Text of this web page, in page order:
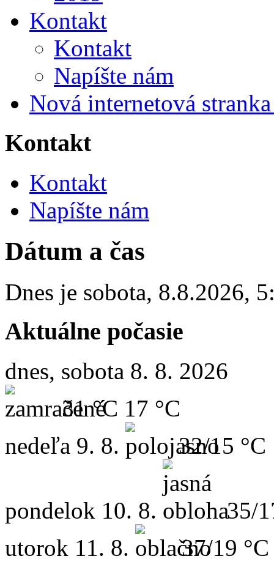
Kontakt
Kontakt
Napíšte nám
Nová internetová
Kontakt
Kontakt
Napíšte nám
Dátum a čas
Dnes je sobota, 8.8.2026,
Aktuálne počasie
dnes, sobota 8. 8. 2026
31 °C 17 °C
nedeľa 9. 8. 32/15 °C
pondelok 10. 8.
35/
utorok 11. 8. 37/19 °C